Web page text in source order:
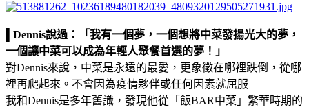
▌Dennis說過：「我有一個夢，一個想將中菜發揚光大的夢，
一個讓中菜可以成為年輕人聚餐首選的夢！」
對Dennis來說，中菜是永遠的最愛，更象徵在哪裡跌倒，從哪
裡再爬起來。不會因為疫情夥伴或任何因素就屈服
我和Dennis是多年舊識，發現他從「飯BAR中菜」繁華時期的